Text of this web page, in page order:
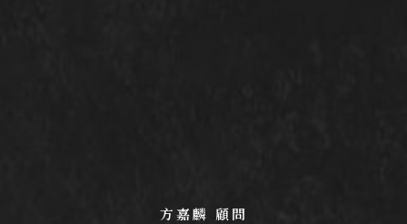
方嘉麟 顧問